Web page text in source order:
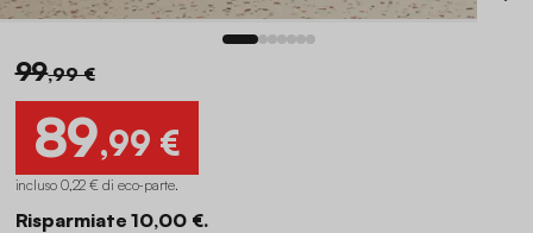
99,99 €
89,99 €
incluso 0,22 € di eco-parte.
Risparmiate 10,00 €.